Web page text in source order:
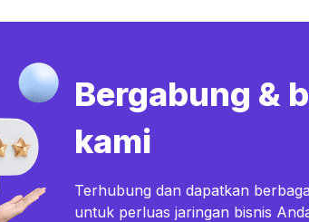
Bergabung &
kami
Terhubung dan dapatkan
untuk perluas jaringan bisnis